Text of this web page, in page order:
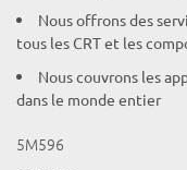
Nous offrons des
tous les CRT et les
Nous couvrons les
dans le monde entier
5M596